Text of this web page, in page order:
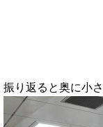
振り返ると奥に小